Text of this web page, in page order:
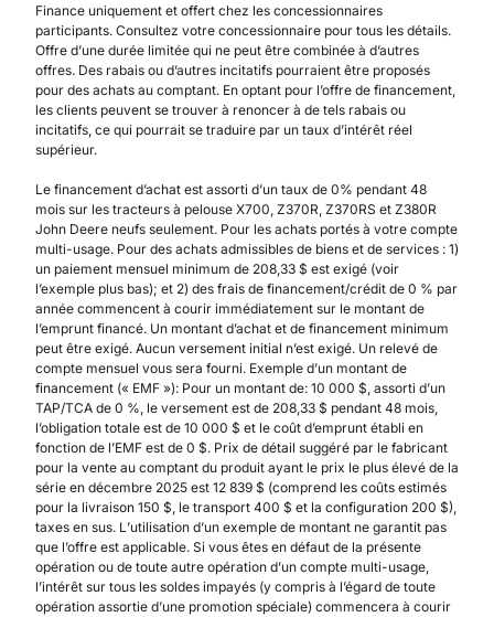
Finance uniquement et offert chez les concessionnaires
participants. Consultez votre concessionnaire pour tous les détails.
Offre d’une durée limitée qui ne peut être combinée à d’autres
offres. Des rabais ou d’autres incitatifs pourraient être proposés
pour des achats au comptant. En optant pour l’offre de financement,
les clients peuvent se trouver à renoncer à de tels rabais ou
incitatifs, ce qui pourrait se traduire par un taux d’intérêt réel
supérieur.
Le financement d’achat est assorti d’un taux de 0% pendant 48
mois sur les tracteurs à pelouse X700, Z370R, Z370RS et Z380R
John Deere neufs seulement. Pour les achats portés à votre compte
multi-usage. Pour des achats admissibles de biens et de services : 1)
un paiement mensuel minimum de 208,33 $ est exigé (voir
l’exemple plus bas); et 2) des frais de financement/crédit de 0 % par
année commencent à courir immédiatement sur le montant de
l’emprunt financé. Un montant d’achat et de financement minimum
peut être exigé. Aucun versement initial n’est exigé. Un relevé de
compte mensuel vous sera fourni. Exemple d’un montant de
financement (« EMF »): Pour un montant de: 10 000 $, assorti d’un
TAP/TCA de 0 %, le versement est de 208,33 $ pendant 48 mois,
l’obligation totale est de 10 000 $ et le coût d’emprunt établi en
fonction de l’EMF est de 0 $. Prix de détail suggéré par le fabricant
pour la vente au comptant du produit ayant le prix le plus élevé de la
série en décembre 2025 est 12 839 $ (comprend les coûts estimés
pour la livraison 150 $, le transport 400 $ et la configuration 200 $),
taxes en sus. L’utilisation d’un exemple de montant ne garantit pas
que l’offre est applicable. Si vous êtes en défaut de la présente
opération ou de toute autre opération d’un compte multi-usage,
l’intérêt sur tous les soldes impayés (y compris à l’égard de toute
opération assortie d’une promotion spéciale) commencera à courir